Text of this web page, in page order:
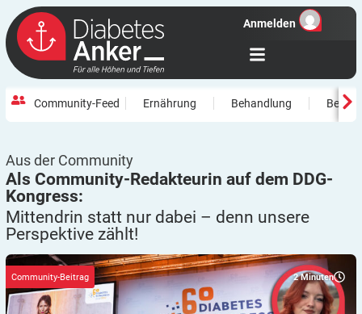
Anmelden
Community-Feed Ernährung Behandlung
Aus der Community
Als Community-Redakteurin auf dem DDG-
Kongress:
Mittendrin statt nur dabei – denn unsere
Perspektive zählt!
2 Minuten
Community-Beitrag